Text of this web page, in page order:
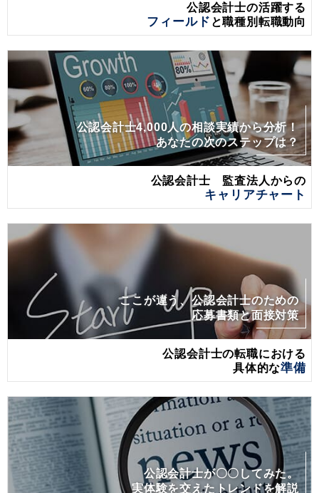
公認会計士の活躍する
フィールド と職種別転職動向
公認会計士4,000人の相談実績から分析！
あなたの次のステップは？
公認会計士 監査法人からの
キャリアチャート
ここが違う、公認会計士のための
応募書類と面接対策
公認会計士の転職における
具体的な準備
公認会計士が〇〇してみた。
実体験を交えたトレンドを解説